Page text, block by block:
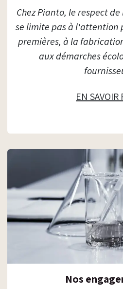
​Chez Pianto, le respect
se limite pas à l'attention
premières, à la
aux démarches
EN SAVOIR
Nos